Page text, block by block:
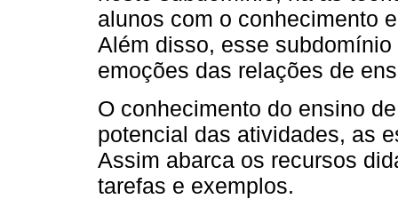
alunos com o conhecimento
Além disso, esse
emoções das relações de
O conhecimento do ensino
potencial das atividades, as
Assim abarca os recursos
tarefas e exemplos.